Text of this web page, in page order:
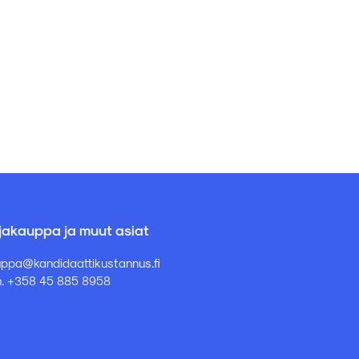
ja muut asiat
+358 45 885 8958